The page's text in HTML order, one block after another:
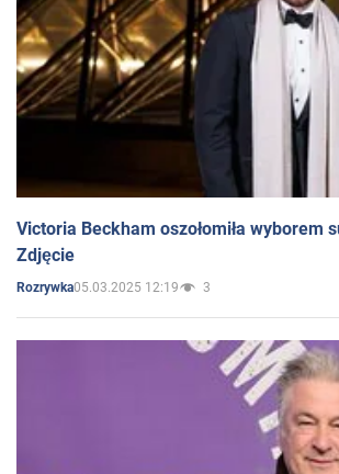
Victoria Beckham oszołomiła
Zdjęcie
Rozrywka05.03.2025 12:19 3